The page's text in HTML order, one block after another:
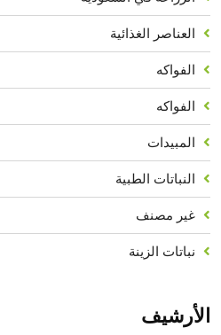
العناصر الغذائية
الفواكه
الفواكه
المبيدات
النباتات الطبية
غير مصنف
نباتات الزينة
الأرشيف